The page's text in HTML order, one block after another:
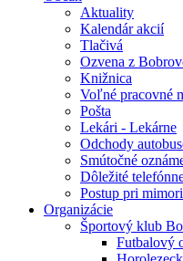
Aktuality
Kalendár akcií
Tlačivá
Ozvena z
Knižnica
Voľné pracovné
Pošta
Lekári - Lekárne
Odchody
Smútočné
Dôležité
Postup pri
Organizácie
Športový klub
Futbalový